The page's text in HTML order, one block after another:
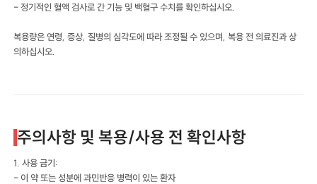
- 정기적인 혈액 검사로 간 기능 및 백혈구 수치를 확인하십시오.
복용량은 연령, 증상, 질병의 심각도에 따라 조정될 수 있으며, 복용 전 의료진과 상
의하십시오.
주의사항 및 복용/사용 전 확인사항
1. 사용 금기:
- 이 약 또는 성분에 과민반응 병력이 있는 환자